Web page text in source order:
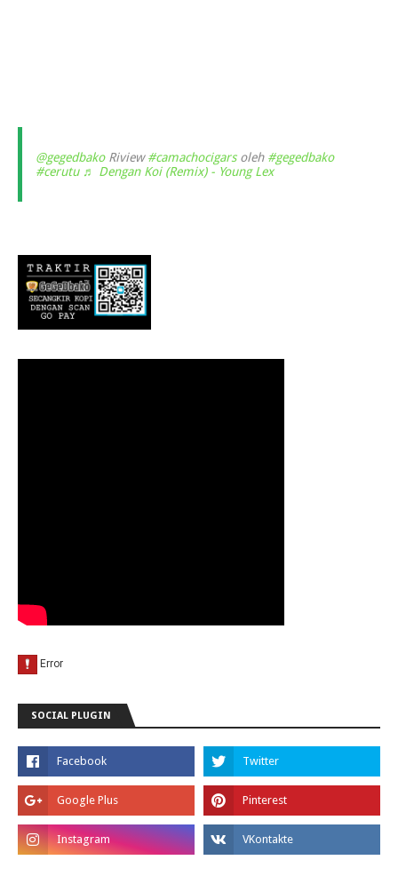
@gegedbakoRiview#camachocigarsoleh #gegedbako
#cerutu ♬ Dengan Koi (Remix) - Young Lex
SOCIAL PLUGIN